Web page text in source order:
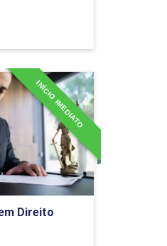
E
Direito
INÍCIO IMEDIATO
em Direito
Constitucional
do curso